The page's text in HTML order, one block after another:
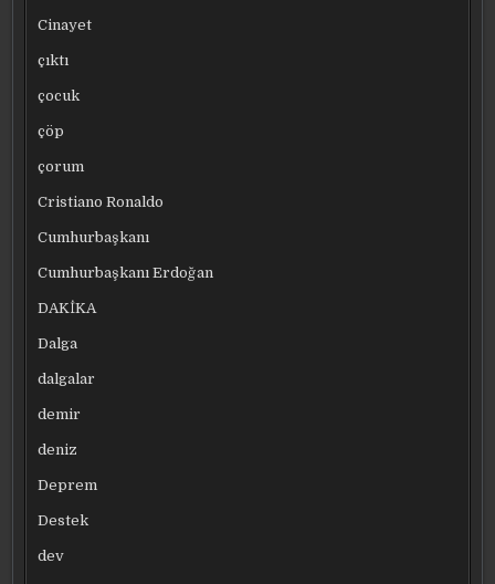
Cinayet
çıktı
çocuk
çöp
çorum
Cristiano Ronaldo
Cumhurbaşkanı
Cumhurbaşkanı Erdoğan
DAKİKA
Dalga
dalgalar
demir
deniz
Deprem
Destek
dev